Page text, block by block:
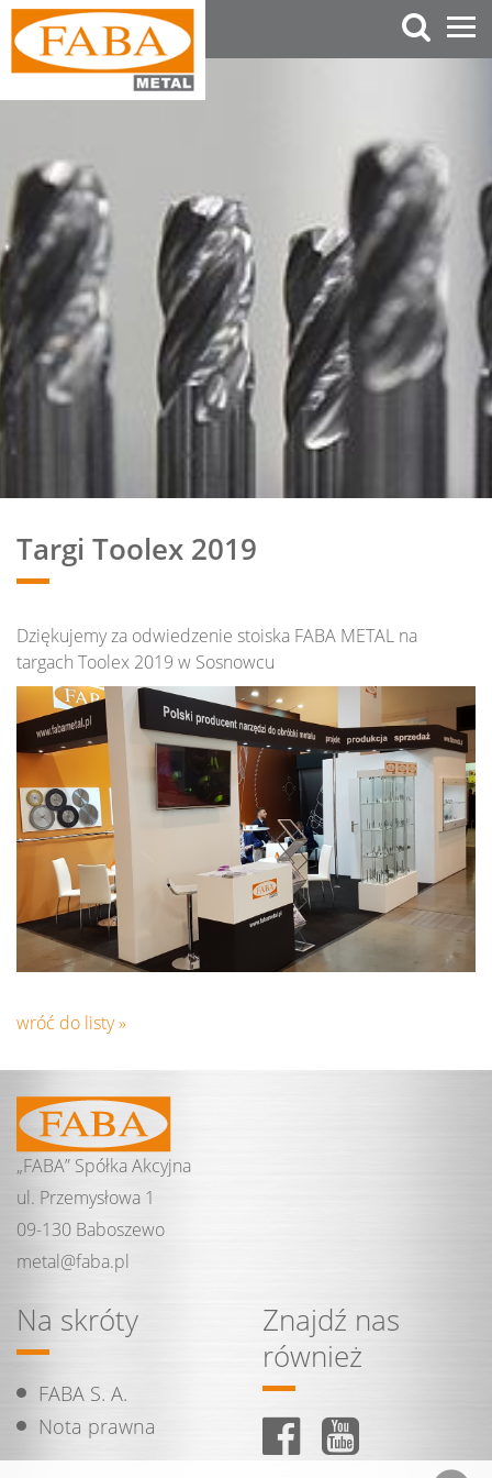
Targi Toolex 2019
Dziękujemy za odwiedzenie stoiska FABA METAL na
targach Toolex 2019 w Sosnowcu
wróć do listy »
„FABA” Spółka Akcyjna
ul. Przemysłowa 1
09-130 Baboszewo
metal@faba.pl
Na skróty
FABA S. A.
Nota prawna
Znajdź nas
również